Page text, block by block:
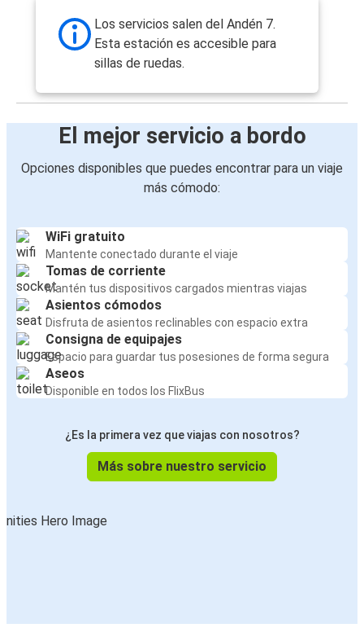
Los servicios salen del Andén 7.
Esta estación es accesible para
sillas de ruedas.
El mejor servicio a bordo
Opciones disponibles que puedes encontrar para un viaje
más cómodo:
WiFi gratuito
Mantente conectado durante el viaje
Tomas de corriente
Mantén tus dispositivos cargados mientras viajas
Asientos cómodos
Disfruta de asientos reclinables con espacio extra
Consigna de equipajes
Espacio para guardar tus posesiones de forma segura
Aseos
Disponible en todos los FlixBus
¿Es la primera vez que viajas con nosotros?
Más sobre nuestro servicio